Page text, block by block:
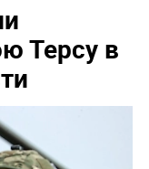
Терсу в